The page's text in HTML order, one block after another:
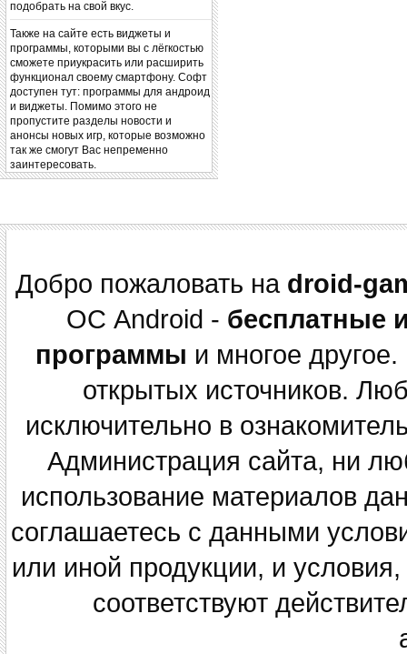
подобрать на свой вкус.
Также на сайте есть виджеты и
программы, которыми вы с лёгкостью
сможете приукрасить или расширить
функционал своему смартфону. Софт
доступен тут: программы для андроид
и виджеты. Помимо этого не
пропустите разделы новости и
анонсы новых игр, которые возможно
так же смогут Вас непременно
заинтересовать.
Добро пожаловать на droid-
ОС Android - бесплатные
программы и многое
открытых источников.
исключительно в
Администрация сайта, ни
использование материалов
соглашаетесь с данными
или иной продукции, и
соответствуют